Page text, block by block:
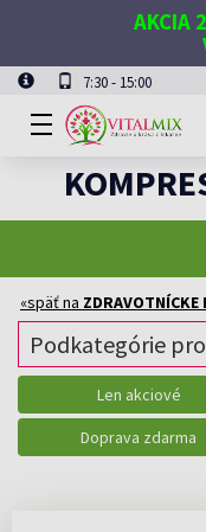
AKCIA 2+1
7:30 - 15:00
«späť na ZDRAVOTNÍCKE
Len akciové
Doprava zdarma